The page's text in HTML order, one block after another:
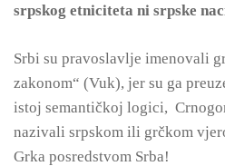
srpskog etniciteta ni srpske
Srbi su pravoslavlje imenovali
zakonom“ (Vuk), jer su ga
istoj semantičkoj logici,
nazivali srpskom ili grčkom
Grka posredstvom Srba!